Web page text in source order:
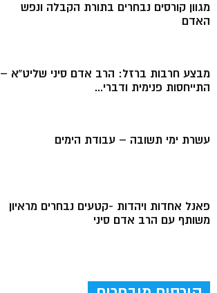
מגוון קורסים נבחרים בתורת הקבלה ונפש
האדם
מבצע חרבות ברזל: הרב אדם סיני שליט”א –
התייחסות פנימית ודברי...
עשרת ימי תשובה – עבודת הימים
פאנל אחדות ויהדות -קטעים נבחרים מראיון
משותף עם הרב אדם סיני